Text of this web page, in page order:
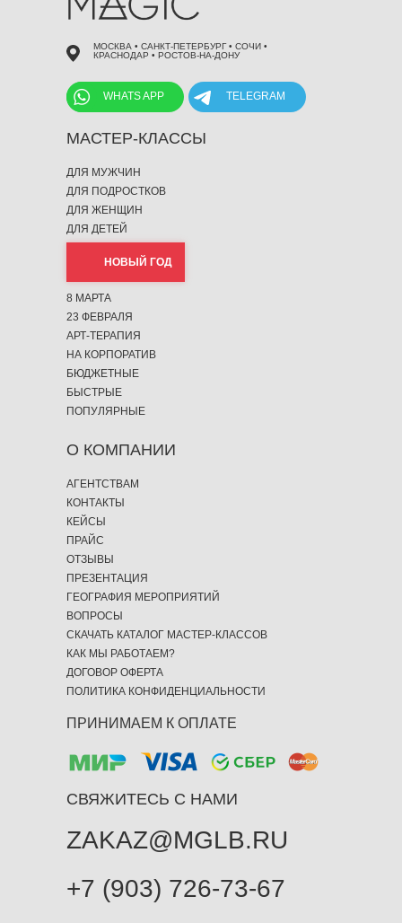
TELEGRAM
МАСТЕР-КЛАССЫ
WHATS APP
О КОМПАНИИ
МОСКВА • САНКТ-ПЕТЕРБУРГ • СОЧИ •
КРАСНОДАР • РОСТОВ-НА-ДОНУ
ПРИНИМАЕМ К ОПЛАТЕ
ДЛЯ МУЖЧИН
ДЛЯ ПОДРОСТКОВ
ДЛЯ ЖЕНЩИН
ДЛЯ ДЕТЕЙ
НОВЫЙ ГОД
8 МАРТА
23 ФЕВРАЛЯ
АРТ-ТЕРАПИЯ
НА КОРПОРАТИВ
БЮДЖЕТНЫЕ
БЫСТРЫЕ
ПОПУЛЯРНЫЕ
СВЯЖИТЕСЬ С НАМИ
+7 (903) 726-73-67
ZAKAZ@MGLB.RU
АГЕНТСТВАМ
КОНТАКТЫ
КЕЙСЫ
ПРАЙС
ОТЗЫВЫ
ПРЕЗЕНТАЦИЯ
ГЕОГРАФИЯ МЕРОПРИЯТИЙ
ВОПРОСЫ
СКАЧАТЬ КАТАЛОГ МАСТЕР-КЛАССОВ
КАК МЫ РАБОТАЕМ?
ДОГОВОР ОФЕРТА
ПОЛИТИКА КОНФИДЕНЦИАЛЬНОСТИ